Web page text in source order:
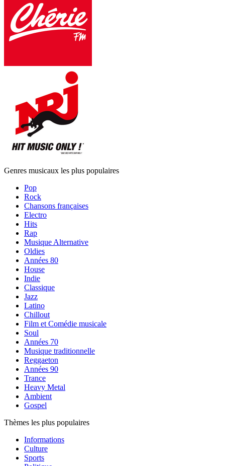
Genres musicaux les plus populaires
Pop
Rock
Chansons françaises
Electro
Hits
Rap
Musique Alternative
Oldies
Années 80
House
Indie
Classique
Jazz
Latino
Chillout
Film et Comédie musicale
Soul
Années 70
Musique traditionnelle
Reggaeton
Années 90
Trance
Heavy Metal
Ambient
Gospel
Thèmes les plus populaires
Informations
Culture
Sports